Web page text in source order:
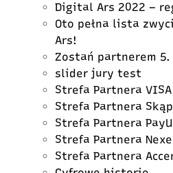
Digital Ars 2022 –
Oto pełna lista
Ars!
Zostań partnerem
slider jury test
Strefa Partnera VISA
Strefa Partnera
Strefa Partnera PayU
Strefa Partnera
Strefa Partnera